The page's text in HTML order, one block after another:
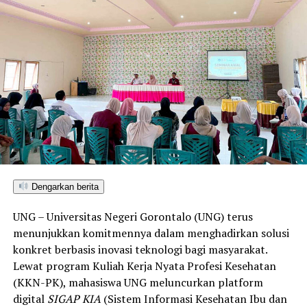
teknis pelayanan medis, mahasiswa bertindak sebagai
edukator kesehatan masyarakat.
Penyuluhan difokuskan pada pemahaman mekanisme
penularan, pengenalan gejala awal, pentingnya
pemeriksaan Dahak/TCM, kepatuhan minum obat
hingga tuntas, serta pengikisan stigma negatif terhadap
penyintas TBC di lingkungan warga.
“Literasi kesehatan warga adalah fondasi utama dalam
menyampaikan edukasi yang persuasif dan mudah
apabila mengalami gejala batuk berkepanjangan,”
terang Taufik.
Selain skrining TBC, mahasiswa turut mendampingi
nakes Puskesmas Talaga Jaya dalam memberikan
pelayanan Cek Kesehatan Gratis (CKG), meliputi
Dengarkan berita
UNG – Universitas Negeri Gorontalo (UNG) terus
menunjukkan komitmennya dalam menghadirkan solusi
konkret berbasis inovasi teknologi bagi masyarakat.
Lewat program Kuliah Kerja Nyata Profesi Kesehatan
(KKN-PK), mahasiswa UNG meluncurkan platform
digital SIGAP KIA(Sistem Informasi Kesehatan Ibu dan